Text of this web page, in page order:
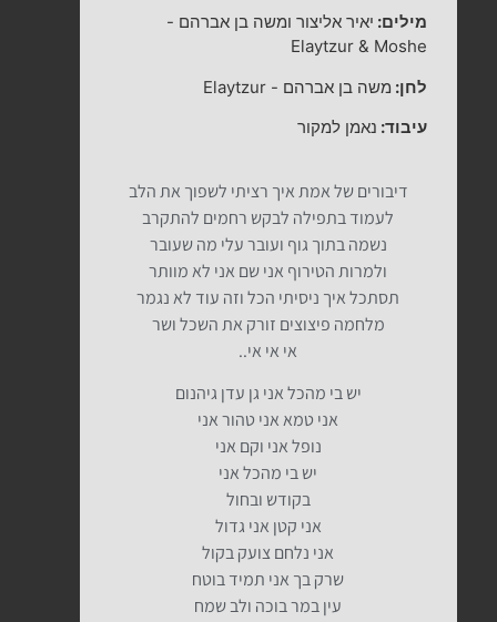
מילים: יאיר אליצור ומשה בן אברהם -
Elaytzur & Moshe
לחן: משה בן אברהם -
Elaytzur
עיבוד: נאמן למקור
דיבורים של אמת איך רציתי לשפוך את הלב
לעמוד בתפילה לבקש רחמים להתקרב
נשמה בתוך גוף ועובר עלי מה שעובר
ולמרות הטירוף אני שם אני לא מוותר
תסתכל איך ניסיתי הכל וזה עוד לא נגמר
מלחמה פיצוצים זורק את השכל ושר
אי אי אי..
יש בי מהכל אני גן עדן גיהנום
אני טמא אני טהור אני
נופל אני וקם אני
יש בי מהכל אני
בקודש ובחול
אני קטן אני גדול
אני נלחם צועק בקול
שרק בך אני תמיד בוטח
עין במר בוכה ולב שמח